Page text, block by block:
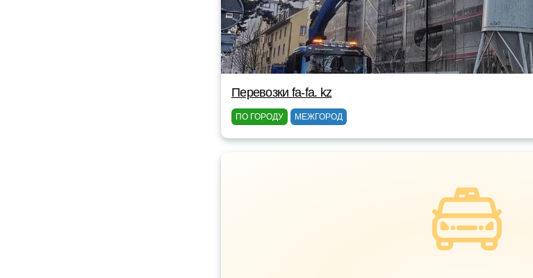
Перевозки fa-fa. kz
ПО ГОРОДУ МЕЖГОРОД